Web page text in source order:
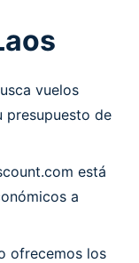
vuelos
presupuesto de
está
a
ofrecemos los